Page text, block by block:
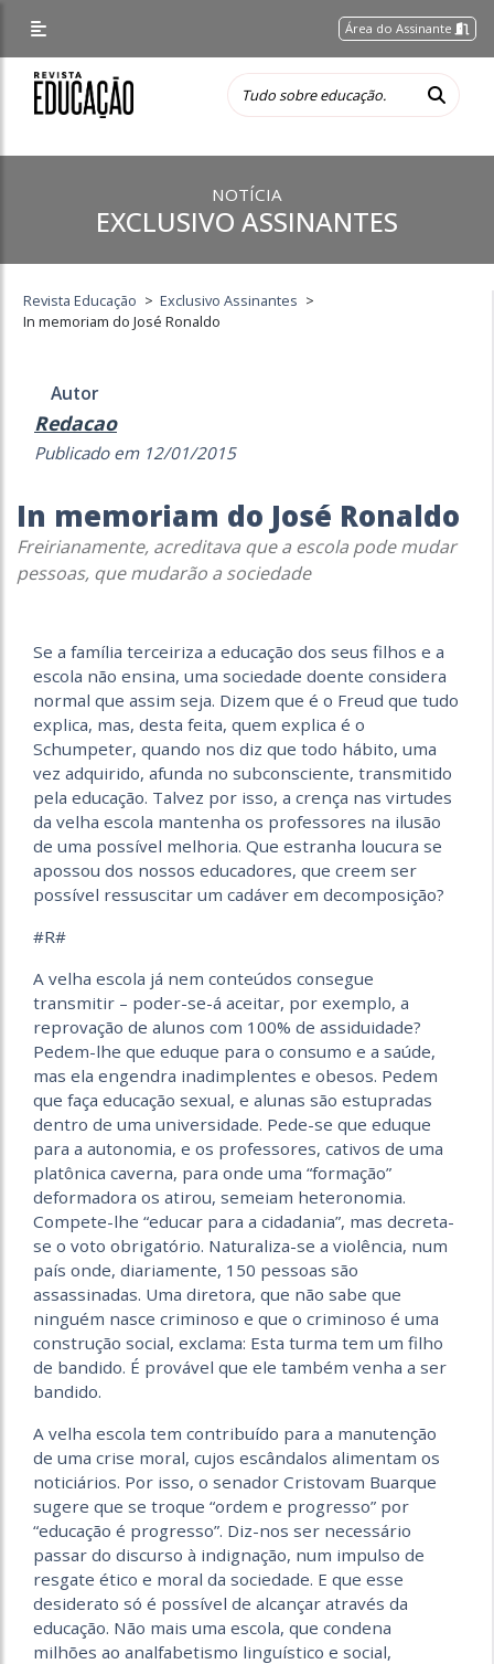
Área do Assinante
NOTÍCIA
EXCLUSIVO ASSINANTES
Revista Educação > Exclusivo Assinantes >
In memoriam do José Ronaldo
Autor
Redacao
Publicado em 12/01/2015
In memoriam do José Ronaldo
Freirianamente, acreditava que a escola pode mudar
pessoas, que mudarão a sociedade
Se a família terceiriza a educação dos seus filhos e a
escola não ensina, uma sociedade doente considera
normal que assim seja. Dizem que é o Freud que tudo
explica, mas, desta feita, quem explica é o
Schumpeter, quando nos diz que todo hábito, uma
vez adquirido, afunda no subconsciente, transmitido
pela educação. Talvez por isso, a crença nas virtudes
da velha escola mantenha os professores na ilusão
de uma possível melhoria. Que estranha loucura se
apossou dos nossos educadores, que creem ser
possível ressuscitar um cadáver em decomposição?
#R#
A velha escola já nem conteúdos consegue
transmitir – poder-se-á aceitar, por exemplo, a
reprovação de alunos com 100% de assiduidade?
Pedem-lhe que eduque para o consumo e a saúde,
mas ela engendra inadimplentes e obesos. Pedem
que faça educação sexual, e alunas são estupradas
dentro de uma universidade. Pede-se que eduque
para a autonomia, e os professores, cativos de uma
platônica caverna, para onde uma “formação”
deformadora os atirou, semeiam heteronomia.
Compete-lhe “educar para a cidadania”, mas decreta-
se o voto obrigatório. Naturaliza-se a violência, num
país onde, diariamente, 150 pessoas são
assassinadas. Uma diretora, que não sabe que
ninguém nasce criminoso e que o criminoso é uma
construção social, exclama: Esta turma tem um filho
de bandido. É provável que ele também venha a ser
bandido.
A velha escola tem contribuído para a manutenção
de uma crise moral, cujos escândalos alimentam os
noticiários. Por isso, o senador Cristovam Buarque
sugere que se troque “ordem e progresso” por
“educação é progresso”. Diz-nos ser necessário
passar do discurso à indignação, num impulso de
resgate ético e moral da sociedade. E que esse
desiderato só é possível de alcançar através da
educação. Não mais uma escola, que condena
milhões ao analfabetismo linguístico e social,